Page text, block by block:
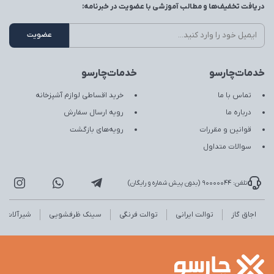
خدمات‌چارسو
تماس با ما
درباره ما
قوانین و مقررات
سوالات متداول
خدمات‌چارسو
خرید اقساطی لوازم آشپزخانه
رویه ارسال سفارش
رویه‌های بازگشت
دریافت تخفیف‌ها و مطالب آموزشی با عضویت در خبرنامه:
تلفن: 90000044 (بدون پیش شماره و رایگان)
اجاق گاز توالت ایرانی توالت فرنگی سینک ظرفشویی شیرآلات